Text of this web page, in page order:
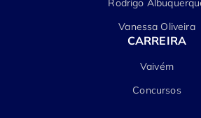
Vanessa Oliveira
CARREIRA
Vaivém
Concursos